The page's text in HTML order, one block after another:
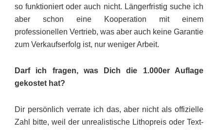
so funktioniert oder auch nicht. Länger­fristig suche ich
aber schon eine Kooperation mit einem
professionellen Vertrieb, was aber auch keine Garantie
zum Verkaufs­erfolg ist, nur weniger Arbeit.
Darf ich fragen, was Dich die 1.000er Auflage
gekostet hat?
Dir persönlich verrate ich das, aber nicht als offizielle
Zahl bitte, weil der unrealistische Lithopreis oder Text-